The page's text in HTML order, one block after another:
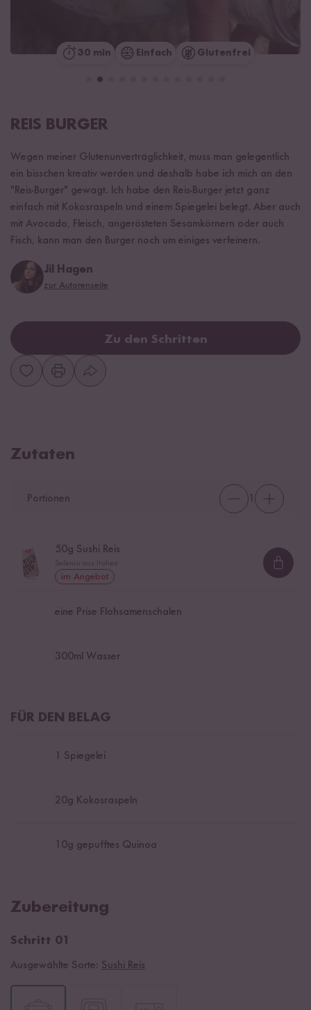
30 min Einfach Glutenfrei
REIS BURGER
Wegen meiner Glutenunverträglichkeit, muss man gelegentlich
ein bisschen kreativ werden und deshalb habe ich mich an den
"Reis-Burger" gewagt. Ich habe den Reis-Burger jetzt ganz
einfach mit Kokosraspeln und einem Spiegelei belegt. Aber auch
mit Avocado, Fleisch, angerösteten Sesamkörnern oder auch
Fisch, kann man den Burger noch um einiges verfeinern.
Jil Hagen
zur Autorenseite
Zu den Schritten
Zutaten
Portionen
50g Sushi Reis
im Angebot
eine Prise Flohsamenschalen
300ml Wasser
FÜR DEN BELAG
1 Spiegelei
20g Kokosraspeln
10g gepufftes Quinoa
Zubereitung
Schritt 01
Ausgewählte Sorte: Sushi Reis